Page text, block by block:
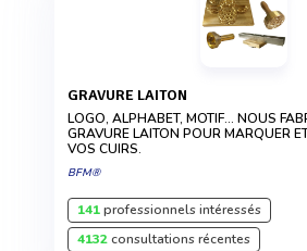
GRAVURE LAITON
LOGO, ALPHABET, MOTIF... NOUS
GRAVURE LAITON POUR MARQUER
VOS CUIRS.
BFM®
141professionnels intéressés
4132consultations récentes